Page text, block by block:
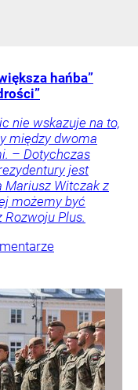
hańba”
nie wskazuje na to,
między dwoma
– Dotychczas
jest
Mariusz Witczak z
możemy być
Plus.